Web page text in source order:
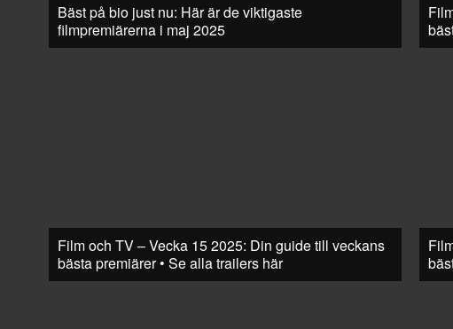
Bäst på bio just nu: Här är de viktigaste
filmpremiärerna i maj 2025
Film och TV – Vecka 15 2025: Din guide till veckans
bästa premiärer • Se alla trailers här